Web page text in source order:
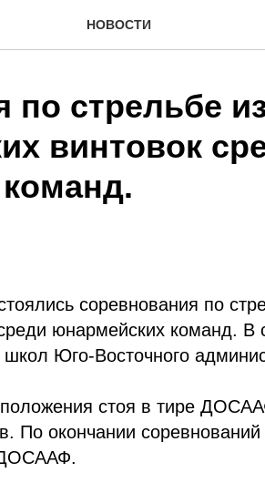
НОВОСТИ
по стрельбе
винтовок
соревнования по
юнармейских команд. В
Юго-Восточного
положения стоя в тире
По окончании
ДОСААФ.